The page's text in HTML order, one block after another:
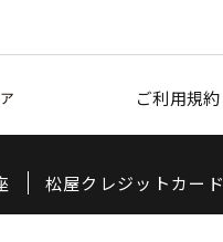
ご利用規約
松屋クレジットカード